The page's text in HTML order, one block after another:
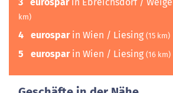
km)
4 eurosparin Wien / Liesing (15 km)
5 eurosparin Wien / Liesing (16 km)